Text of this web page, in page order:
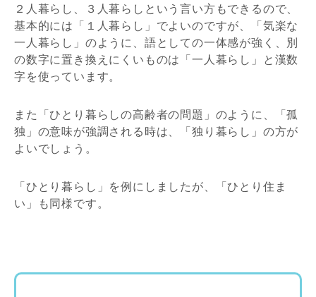
２人暮らし、３人暮らしという言い方もできるので、
基本的には「１人暮らし」でよいのですが、「気楽な
一人暮らし」のように、語としての一体感が強く、別
の数字に置き換えにくいものは「一人暮らし」と漢数
字を使っています。
また「ひとり暮らしの高齢者の問題」のように、「孤
独」の意味が強調される時は、「独り暮らし」の方が
よいでしょう。
「ひとり暮らし」を例にしましたが、「ひとり住ま
い」も同様です。